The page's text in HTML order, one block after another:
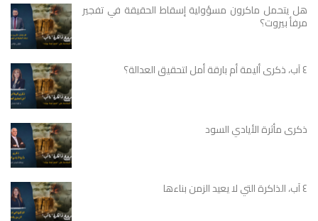
هل يتحمل ماكرون مسؤولية إسقاط الحقيقة في تفجير
مرفأ بيروت؟
٤ آب، ذكرى أليمة أم بارقة أمل لتحقيق العدالة؟
ذكرى مأثرة الأيادي السود
٤ آب، الذاكرة التي لا يعيد الزمن بناءها